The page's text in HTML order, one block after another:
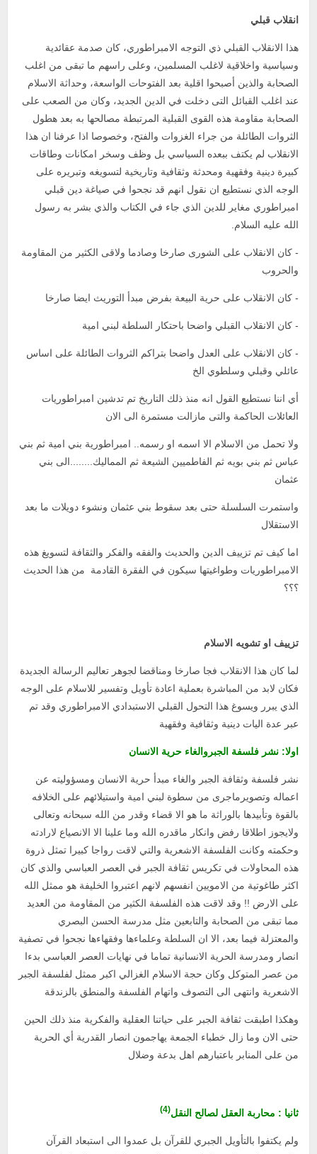
انقلاب قبلي
هذا الانقلاب القبلي ذي التوجه الامبراطوري، كان صدمة عقائدية
وسياسية واخلاقية لاغلب المسلمين، وعلى راسهم ما تبقى من اغلب
الصحابة والذين أصبحوا اقلية بعد الفتوحات الواسعة، وحداثة الاسلام
عند اغلب القبائل التى دخلت في الدين الجديد، وكان من الصعب على
الصحابة مقاومة هذه القوى القبلية المرتبطة مصالحها به بعد هطول
الثروات الطائلة من جراء الغزوات والفتح، وخصوصا اذا عرفنا ان هذا
الانقلاب لم يكتف ببعده السياسي بل وظف وسخر امكانات وطاقات
كبيرة دينية وفقهية ومحدثة وثقافية وتاريخية لتسويغه وتبريره على
الوجه الذي نستطيع ان نقول انهم قد نجحوا في صياغة دين قبلي
امبراطوري مغاير للدين الذي جاء في الكتاب والذي بشر به رسول
الله عليه السلام.
- كان الانقلاب على الشورى صارخا وصادما ولاقى الكثير من المقاومة
والحروب
- كان الانقلاب على حرية البيعة بفرض مبدأ التوريث ايضا صارخا
- كان الانقلاب القبلي واضحا باحتكار السلطة لبني امية
- كان الانقلاب على العدل واضحا بتراكم الثروات الطائلة على اساس
عائلي وقبلي وسلطوي الخ
أي اننا نستطيع القول انه منذ ذلك التاريخ تم تدشين امبراطوريات
العائلات الحاكمة والتى مازالت مستمرة الى الان
ولا تحمل من الاسلام الا اسمه او رسمه.. امبراطورية بني امية ثم بني
عباس ثم بني بويه ثم الفاطميين الشيعة ثم المماليك........الى بني
عثمان
واستمرت السلسلة حتى بعد سقوط بني عثمان ونشوء دويلات ما بعد
الاستقلال
اما كيف تم تزييف الدين والحديث والفقه والفكر والثقافة لتسويغ هذه
الامبراطوريات وطواغيتها سيكون في الفقرة القادمة من هذا الحديث
؟؟؟
تزييف او تشويه الاسلام
لما كان هذا الانقلاب فجا صارخا ومناقضا لجوهر تعاليم الرسالة الجديدة
فكان لابد من المباشرة بعملية اعادة تأويل وتفسير للاسلام على الوجه
الذي يبرر ويسوغ هذا التحول القبلي الاستبدادي الامبراطوري وقد تم
عبر عدة اليات دينية وثقافية وفقهية
اولا: نشر فلسفة الجبروالغاء حرية الانسان
نشر فلسفة وثقافة الجبر والغاء مبدأ حرية الانسان ومسؤوليته عن
اعماله وتصويرماجرى من سطوة لبني امية واستيلائهم على الخلافه
بالقوة وتأبيدها بالوراثة ما هو الا قضاء وقدر من الله سبحانه وتعالى
ولايجوز اطلاقا رفض وانكار ماقدره الله وما علينا الا الانصياع لارادته
وحكمته وكانت الفلسفة الاشعرية والتي لاقت رواجا كبيرا تمثل ذروة
هذه المحاولات في تكريس ثقافة الجبر في العصر العباسي والذي كان
اكثر طاغوتية من الامويين انفسهم لانهم اعتبروا الخليفة هو ممثل الله
على الارض !! وقد لاقت هذه الفلسفة الكثير من المقاومة من العديد
مما تبقى من الصحابة والتابعين مثل مدرسة الحسن البصري
والمعتزلة فيما بعد، الا ان السلطة وعلماءها وفقهاءها نجحوا في تصفية
انصار ومدرسة الحرية الانسانية تماما في نهايات العصر العباسي بدءا
من عصر المتوكل وكان حجة الاسلام الغزالي اكبر ممثل لفلسفة الجبر
الاشعرية وانتهى الى التصوف واتهام الفلسفة والمنطق بالزندقة
وهكذا اطبقت ثقافة الجبر على حياتنا العقلية والفكرية منذ ذلك الحين
حتى الان وما زال خطباء الجمعة يهاجمون انصار القدرية أي الحرية
من على المنابر باعتبارهم اهل بدعة وضلال
ثانيا : محاربة العقل لصالح النقل(4)
ولم يكتفوا بالتأويل الجبري للقرآن بل عمدوا الى استبعاد القرآن